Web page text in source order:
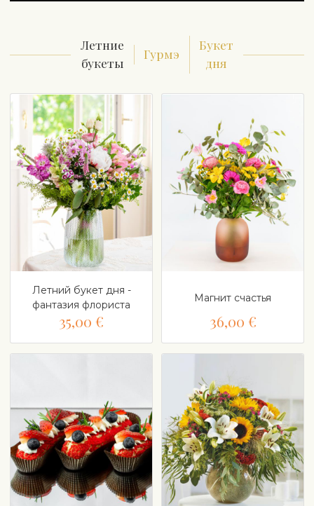
Летние
букеты
Гурмэ
Букет
дня
Летний букет дня -
фантазия флориста
35,00 €
Магнит счастья
36,00 €